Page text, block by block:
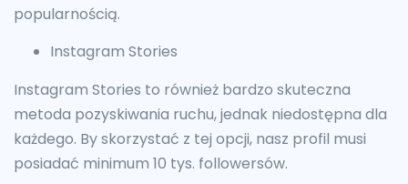
popularnością.
Instagram Stories
Instagram Stories to również bardzo skuteczna
metoda pozyskiwania ruchu, jednak niedostępna dla
każdego. By skorzystać z tej opcji, nasz profil musi
posiadać minimum 10 tys. followersów.